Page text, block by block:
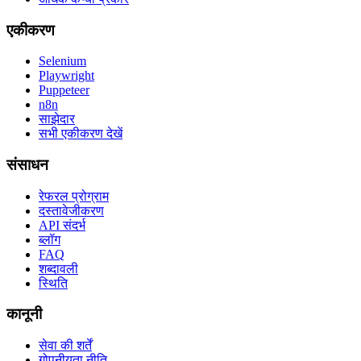
एकीकरण
Selenium
Playwright
Puppeteer
n8n
साझेदार
सभी एकीकरण देखें
संसाधन
रेफरल प्रोग्राम
दस्तावेजीकरण
API संदर्भ
ब्लॉग
FAQ
शब्दावली
स्थिति
कानूनी
सेवा की शर्तें